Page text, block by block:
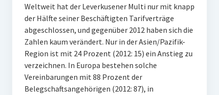
Weltweit hat der Leverkusener Multi nur mit knapp
der Hälfte seiner Beschäftigten Tarifverträge
abgeschlossen, und gegenüber 2012 haben sich die
Zahlen kaum verändert. Nur in der Asien/Pazifik-
Region ist mit 24 Prozent (2012: 15) ein Anstieg zu
verzeichnen. In Europa bestehen solche
Vereinbarungen mit 88 Prozent der
Belegschaftsangehörigen (2012: 87), in